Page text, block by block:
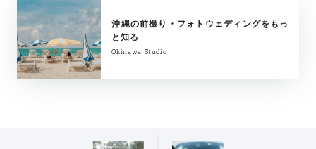
沖縄の前撮り・フォトウェディングをもっ
と知る
Okinawa Studio